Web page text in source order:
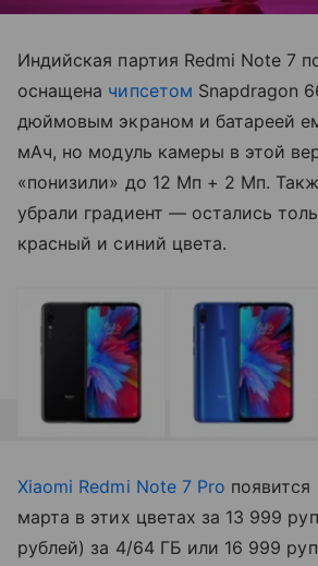
Индийская партия Redmi Note 7
оснащена чипсетом Snapdragon
дюймовым экраном и батареей
мАч, но модуль камеры в этой
«понизили» до 12 Мп + 2 Мп.
убрали градиент — остались
красный и синий цвета.
Xiaomi Redmi Note 7 Pro
марта в этих цветах за 13 999
рублей) за 4/64 ГБ или 16 999